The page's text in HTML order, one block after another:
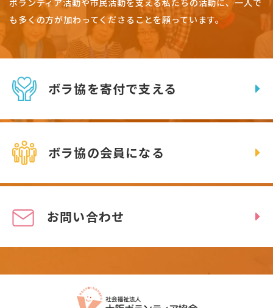
ボランティア活動や市民活動を支える私たちの活動に、一人で
も多くの方が加わってくださることを願っています。
ボラ協を寄付で支える
ボラ協の会員になる
お問い合わせ